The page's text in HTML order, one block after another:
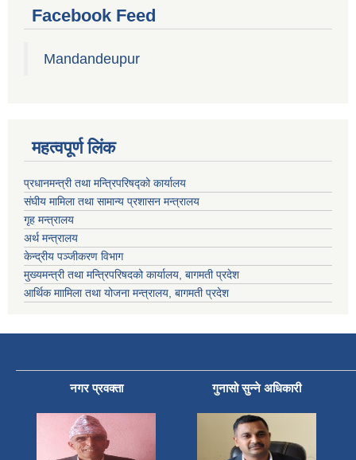
Facebook Feed
Mandandeupur
महत्वपूर्ण लिंक
प्रधानमन्त्री तथा मन्त्रिपरिषद्को कार्यालय
संघीय मामिला तथा सामान्य प्रशासन मन्त्रालय
गृह मन्त्रालय
अर्थ मन्त्रालय
केन्द्रीय पञ्जीकरण विभाग
मुख्यमन्त्री तथा मन्त्रिपरिषदको कार्यालय, बागमती प्रदेश
आर्थिक माामिला तथा योजना मन्त्रालय, बागमती प्रदेश
नगर प्रवक्ता गुनासो सुन्ने अधिकारी